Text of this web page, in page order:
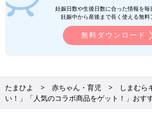
妊娠日数や生後日数に合った情報を毎
妊娠中から産後まで長く使える無料
無料ダウンロード
たまひよ 赤ちゃん・育児
しまむら
い！」「人気のコラボ商品をゲット！」おす